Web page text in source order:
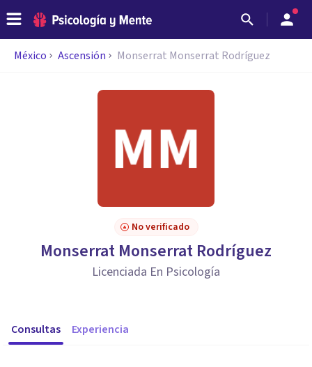
México Ascensión Monserrat Monserrat Rodríguez
No verificado
Monserrat Monserrat Rodríguez
Licenciada En Psicología
Consultas Experiencia